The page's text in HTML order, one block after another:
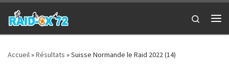
Passer au contenu
Search
Accueil»Résultats »Suisse Normande le Raid 2022 (14)